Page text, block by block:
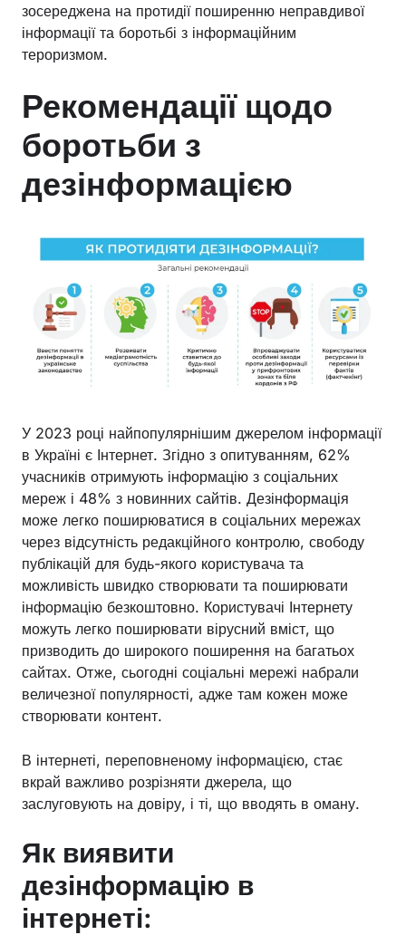
зосереджена на протидії поширенню неправдивої
інформації та боротьбі з інформаційним
тероризмом.
Рекомендації щодо
боротьби з
дезінформацією
У 2023 році найпопулярнішим джерелом інформації
в Україні є Інтернет. Згідно з опитуванням, 62%
учасників отримують інформацію з соціальних
мереж і 48% з новинних сайтів. Дезінформація
може легко поширюватися в соціальних мережах
через відсутність редакційного контролю, свободу
публікацій для будь-якого користувача та
можливість швидко створювати та поширювати
інформацію безкоштовно. Користувачі Інтернету
можуть легко поширювати вірусний вміст, що
призводить до широкого поширення на багатьох
сайтах. Отже, сьогодні соціальні мережі набрали
величезної популярності, адже там кожен може
створювати контент.
В інтернеті, переповненому інформацією, стає
вкрай важливо розрізняти джерела, що
заслуговують на довіру, і ті, що вводять в оману.
Як виявити
дезінформацію в
інтернеті: